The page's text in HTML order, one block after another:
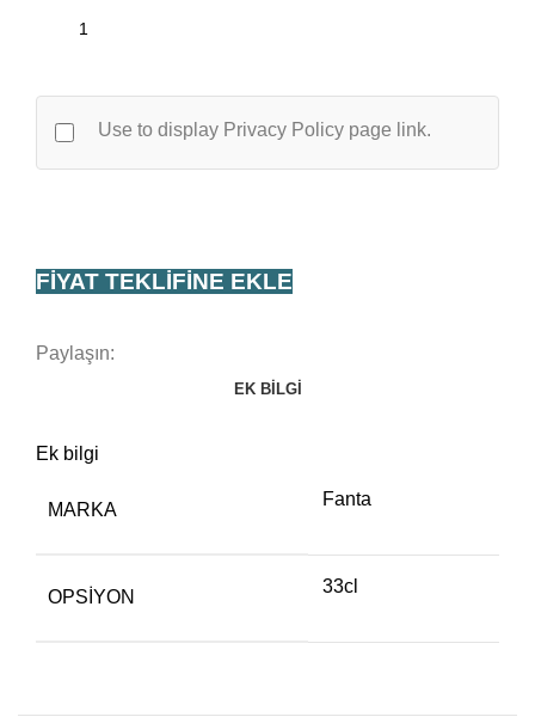
Use to display Privacy Policy page link.
FIYAT TEKLIFINE EKLE
Paylaşın:
EK BILGI
Ek bilgi
MARKA
Fanta
OPSIYON
33cl